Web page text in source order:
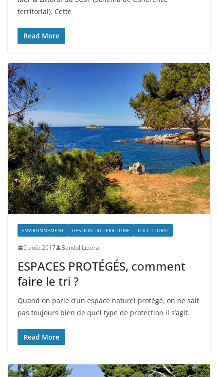
territorial). Cette
Read More
ENVIRONNEMENT GESTION DU TERRITOIRE LOI LITTORAL
9 août 2017 Bandol Littoral
ESPACES PROTÉGÉS, comment
faire le tri ?
Quand on parle d’un espace naturel protégé, on ne sait
pas toujours bien de quel type de protection il s’agit.
Read More